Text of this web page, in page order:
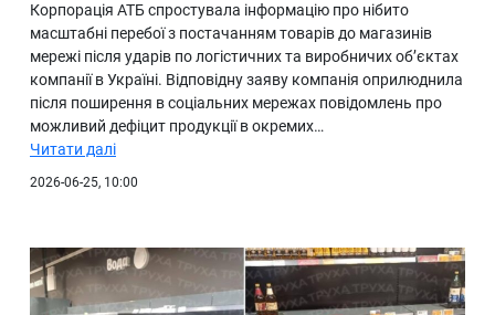
Корпорація АТБ спростувала інформацію про нібито
масштабні перебої з постачанням товарів до магазинів
мережі після ударів по логістичних та виробничих об’єктах
компанії в Україні. Відповідну заяву компанія оприлюднила
після поширення в соціальних мережах повідомлень про
можливий дефіцит продукції в окремих…
Читати далі
2026-06-25, 10:00